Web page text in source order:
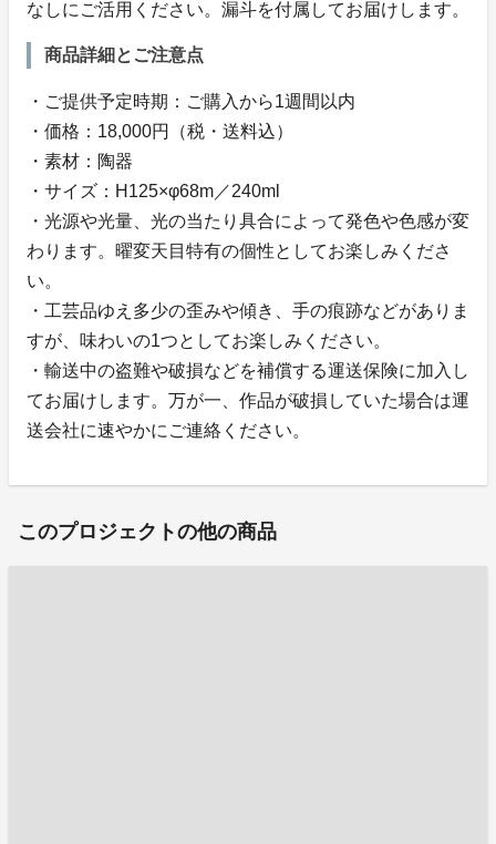
なしにご活用ください。漏斗を付属してお届けします。
商品詳細とご注意点
・ご提供予定時期：ご購入から1週間以内
・価格：18,000円（税・送料込）
・素材：陶器
・サイズ：H125×φ68m／240ml
・光源や光量、光の当たり具合によって発色や色感が変
わります。曜変天目特有の個性としてお楽しみくださ
い。
・工芸品ゆえ多少の歪みや傾き、手の痕跡などがありま
すが、味わいの1つとしてお楽しみください。
・輸送中の盗難や破損などを補償する運送保険に加入し
てお届けします。万が一、作品が破損していた場合は運
送会社に速やかにご連絡ください。
このプロジェクトの他の商品